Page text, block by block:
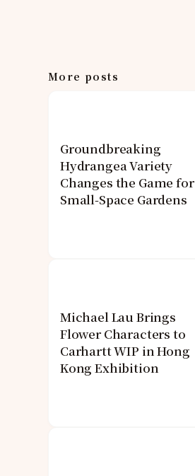
More posts
Groundbreaking
Hydrangea Variety
Changes the Game for
Small-Space Gardens
Michael Lau Brings
Flower Characters to
Carhartt WIP in Hong
Kong Exhibition